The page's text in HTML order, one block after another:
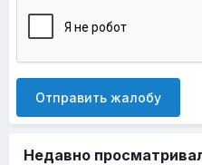
Отправить жалобу
Недавно